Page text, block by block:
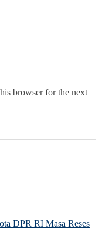
browser for the next
DPR RI Masa Reses